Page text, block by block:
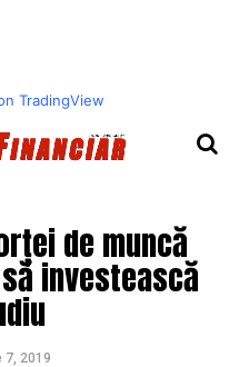
TradingView
de muncă
investească
7, 2019